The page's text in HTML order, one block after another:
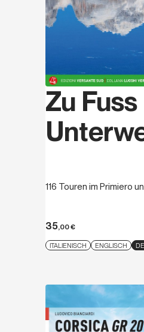
Zu Fuss
116 Touren im Primiero
35,00€
ITALIENISCH ENGLISCH